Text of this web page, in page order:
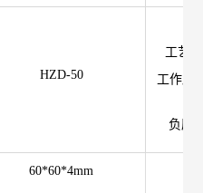
HZD-50
工艺:
工作压
负压
60*60*4mm